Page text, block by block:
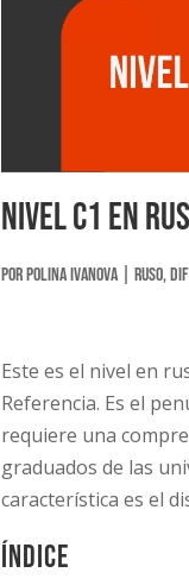
Nivel C1 en
porPolina Ivanova |Ruso,
Este es el nivel en
Referencia. Es el
requiere una
graduados de las
característica es el
Índice